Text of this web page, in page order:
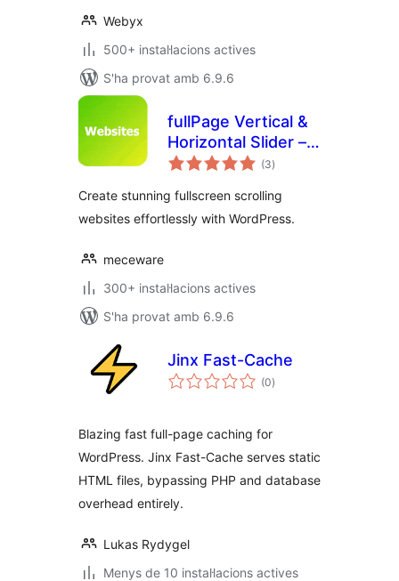
Webyx
500+ instal·lacions actives
S'ha provat amb 6.9.6
fullPage Vertical &
Horizontal Slider –
Snap Scroll (3puntuacions
totals
)
Create stunning fullscreen scrolling
websites effortlessly with WordPress.
meceware
300+ instal·lacions actives
S'ha provat amb 6.9.6
Jinx Fast-Cache
(0puntuacions
totals
)
Blazing fast full-page caching for
WordPress. Jinx Fast-Cache serves static
HTML files, bypassing PHP and database
overhead entirely.
Lukas Rydygel
Menys de 10 instal·lacions actives